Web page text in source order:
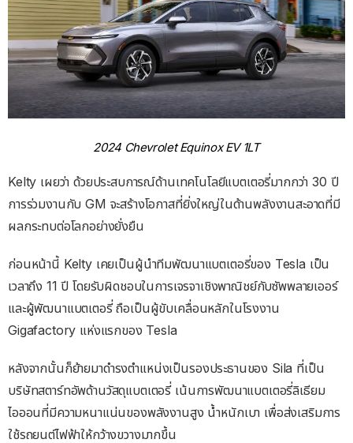
2024 Chevrolet Equinox EV 1LT
Kelty เผยว่า ด้วยประสบการณ์ด้านเทคโนโลยีแบตเตอรี่มากกว่า 30 ปี
การร่วมงานกับ GM จะสร้างโอกาสที่ยิ่งใหญ่ในด้านพลังงานสะอาดที่มี
ผลกระทบต่อโลกอย่างยั่งยืน
ก่อนหน้านี้ Kelty เคยเป็นผู้นำทีมพัฒนาแบตเตอรี่ของ Tesla เป็น
เวลาถึง 11 ปี โดยรับผิดชอบในการเจรจาเชิงพาณิชย์กับซัพพลายเออร์
และผู้พัฒนาแบตเตอรี่ ถือเป็นผู้ขับเคลื่อนหลักในโรงงาน
Gigafactory แห่งแรกของ Tesla
หลังจากนั้นก็ย้ายมาดำรงตำแหน่งเป็นรองประธานของ Sila ที่เป็น
บริษัทสตาร์ทอัพด้านวัสดุแบตเตอรี่ เน้นการพัฒนาแบตเตอรี่ลิเธียม
ไอออนที่มีความหนาแน่นของพลังงานสูง น้ำหนักเบา เพื่อส่งเสริมการ
ใช้รถยนต์ไฟฟ้าให้กว้างขวางมากขึ้น